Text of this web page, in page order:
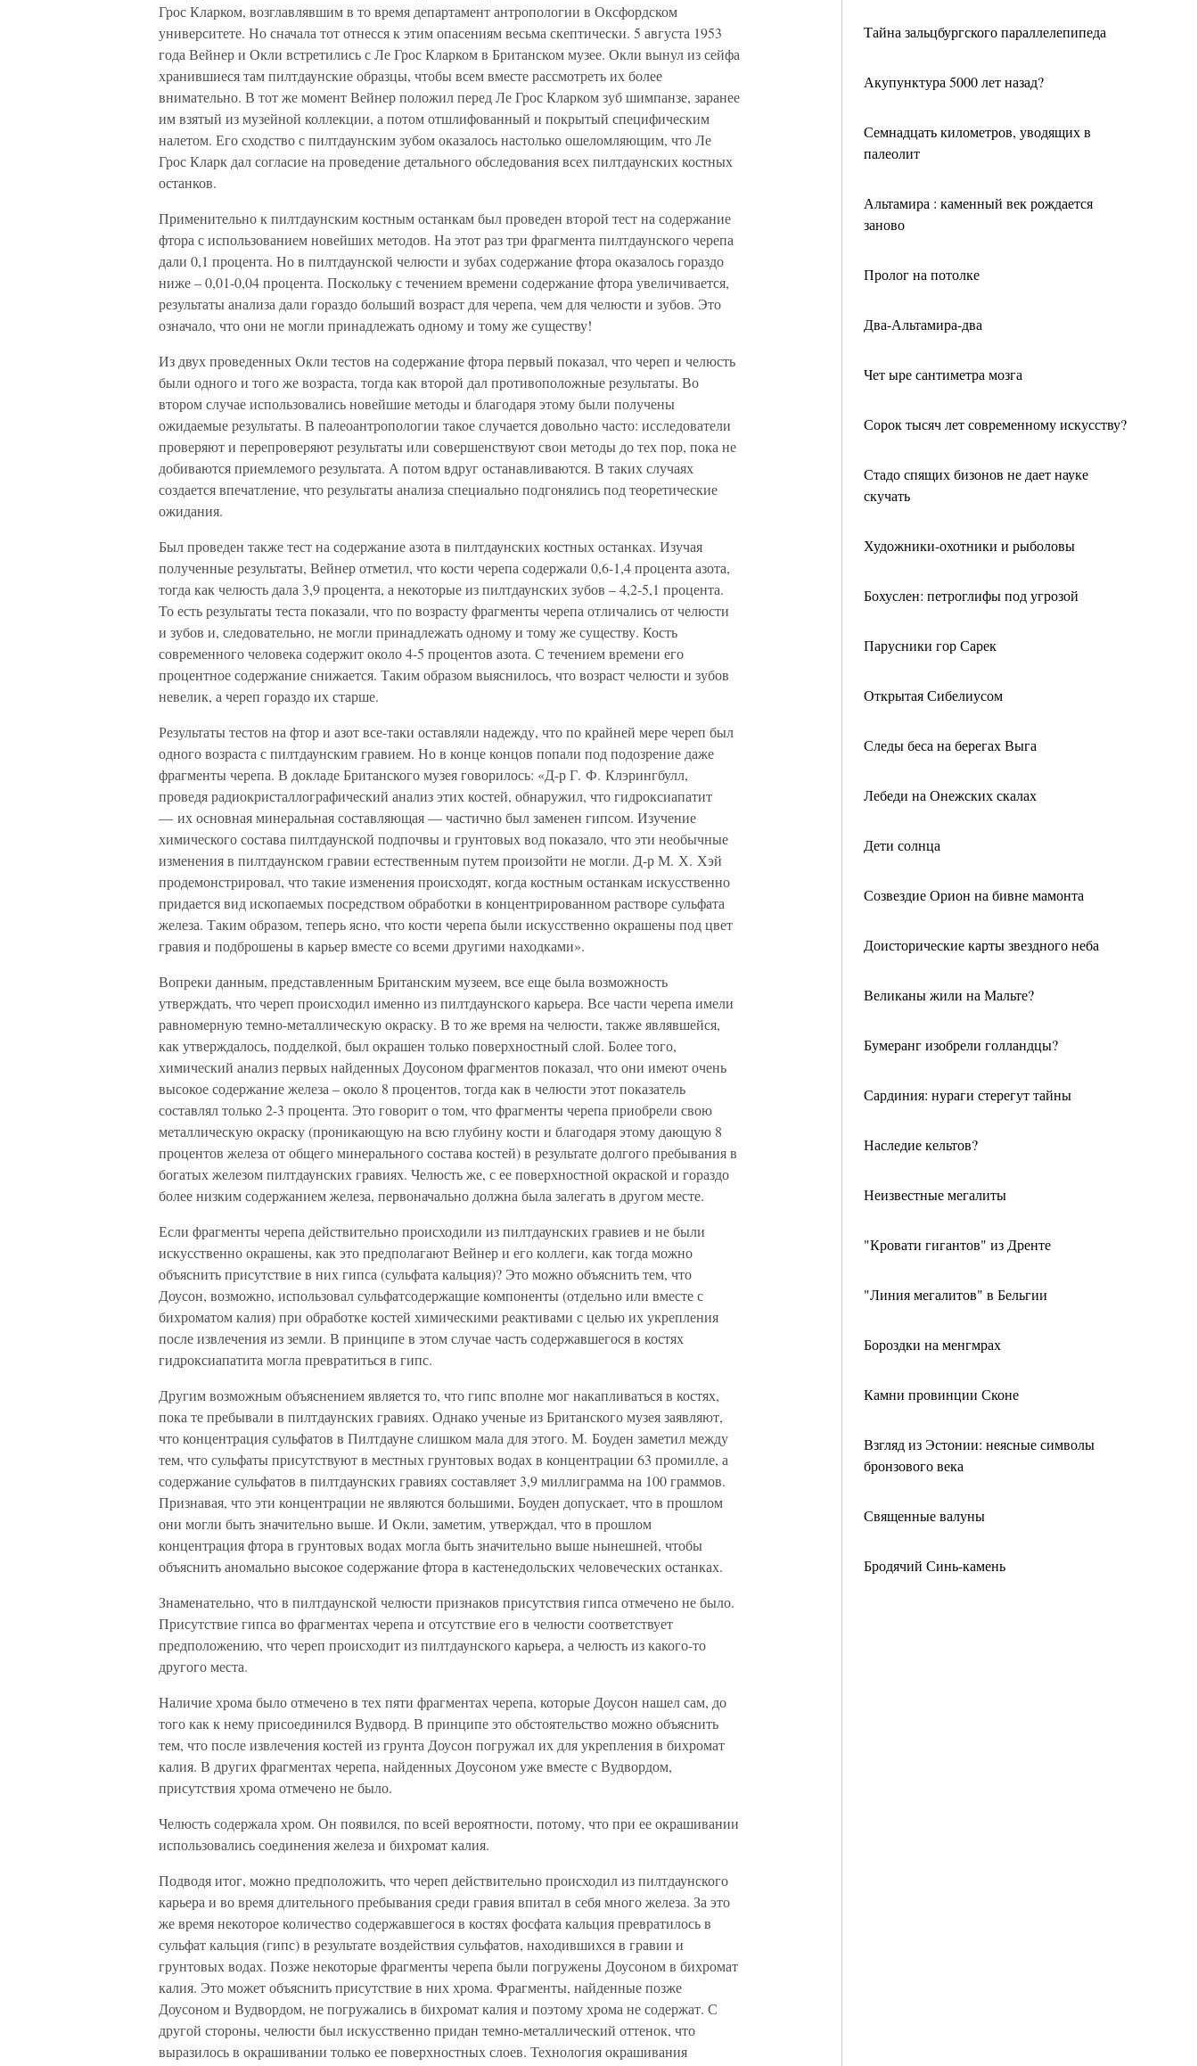
Тайна зальцбургского параллелепипеда
Акупунктура 5000 лет назад?
Семнадцать километров, уводящих в
палеолит
Альтамира : каменный век рождается
заново
Пролог на потолке
Два-Альтамира-два
Чет ыре сантиметра мозга
Сорок тысяч лет современному искусству?
Стадо спящих бизонов не дает науке
скучать
Художники-охотники и рыболовы
Бохуслен: петроглифы под угрозой
Парусники гор Сарек
Открытая Сибелиусом
Следы беса на берегах Выга
Лебеди на Онежских скалах
Дети солнца
Созвездие Орион на бивне мамонта
Доисторические карты звездного неба
Великаны жили на Мальте?
Бумеранг изобрели голландцы?
Сардиния: нураги стерегут тайны
Наследие кельтов?
Неизвестные мегалиты
"Кровати гигантов" из Дренте
"Линия мегалитов" в Бельгии
Бороздки на менгмрах
Камни провинции Сконе
Взгляд из Эстонии: неясные символы
бронзового века
Священные валуны
Бродячий Синь-камень
Грос Кларком, возглавлявшим в то время департамент антропологии в Оксфордском
университете. Но сначала тот отнесся к этим опасениям весьма скептически. 5 августа 1953
года Вейнер и Окли встретились с Ле Грос Кларком в Британском музее. Окли вынул из сейфа
хранившиеся там пилтдаунские образцы, чтобы всем вместе рассмотреть их более
внимательно. В тот же момент Вейнер положил перед Ле Грос Кларком зуб шимпанзе, заранее
им взятый из музейной коллекции, а потом отшлифованный и покрытый специфическим
налетом. Его сходство с пилтдаунским зубом оказалось настолько ошеломляющим, что Ле
Грос Кларк дал согласие на проведение детального обследования всех пилтдаунских костных
останков.
Применительно к пилтдаунским костным останкам был проведен второй тест на содержание
фтора с использованием новейших методов. На этот раз три фрагмента пилтдаунского черепа
дали 0,1 процента. Но в пилтдаунской челюсти и зубах содержание фтора оказалось гораздо
ниже – 0,01-0,04 процента. Поскольку с течением времени содержание фтора увеличивается,
результаты анализа дали гораздо больший возраст для черепа, чем для челюсти и зубов. Это
означало, что они не могли принадлежать одному и тому же существу!
Из двух проведенных Окли тестов на содержание фтора первый показал, что череп и челюсть
были одного и того же возраста, тогда как второй дал противоположные результаты. Во
втором случае использовались новейшие методы и благодаря этому были получены
ожидаемые результаты. В палеоантропологии такое случается довольно часто: исследователи
проверяют и перепроверяют результаты или совершенствуют свои методы до тех пор, пока не
добиваются приемлемого результата. А потом вдруг останавливаются. В таких случаях
создается впечатление, что результаты анализа специально подгонялись под теоретические
ожидания.
Был проведен также тест на содержание азота в пилтдаунских костных останках. Изучая
полученные результаты, Вейнер отметил, что кости черепа содержали 0,6-1,4 процента азота,
тогда как челюсть дала 3,9 процента, а некоторые из пилтдаунских зубов – 4,2-5,1 процента.
То есть результаты теста показали, что по возрасту фрагменты черепа отличались от челюсти
и зубов и, следовательно, не могли принадлежать одному и тому же существу. Кость
современного человека содержит около 4-5 процентов азота. С течением времени его
процентное содержание снижается. Таким образом выяснилось, что возраст челюсти и зубов
невелик, а череп гораздо их старше.
Результаты тестов на фтор и азот все-таки оставляли надежду, что по крайней мере череп был
одного возраста с пилтдаунским гравием. Но в конце концов попали под подозрение даже
фрагменты черепа. В докладе Британского музея говорилось: «Д-р Г. Ф. Клэрингбулл,
проведя радиокристаллографический анализ этих костей, обнаружил, что гидроксиапатит
— их основная минеральная составляющая — частично был заменен гипсом. Изучение
химического состава пилтдаунской подпочвы и грунтовых вод показало, что эти необычные
изменения в пилтдаунском гравии естественным путем произойти не могли. Д-р М. Х. Хэй
продемонстрировал, что такие изменения происходят, когда костным останкам искусственно
придается вид ископаемых посредством обработки в концентрированном растворе сульфата
железа. Таким образом, теперь ясно, что кости черепа были искусственно окрашены под цвет
гравия и подброшены в карьер вместе со всеми другими находками».
Вопреки данным, представленным Британским музеем, все еще была возможность
утверждать, что череп происходил именно из пилтдаунского карьера. Все части черепа имели
равномерную темно-металлическую окраску. В то же время на челюсти, также являвшейся,
как утверждалось, подделкой, был окрашен только поверхностный слой. Более того,
химический анализ первых найденных Доусоном фрагментов показал, что они имеют очень
высокое содержание железа – около 8 процентов, тогда как в челюсти этот показатель
составлял только 2-3 процента. Это говорит о том, что фрагменты черепа приобрели свою
металлическую окраску (проникающую на всю глубину кости и благодаря этому дающую 8
процентов железа от общего минерального состава костей) в результате долгого пребывания в
богатых железом пилтдаунских гравиях. Челюсть же, с ее поверхностной окраской и гораздо
более низким содержанием железа, первоначально должна была залегать в другом месте.
Если фрагменты черепа действительно происходили из пилтдаунских гравиев и не были
искусственно окрашены, как это предполагают Вейнер и его коллеги, как тогда можно
объяснить присутствие в них гипса (сульфата кальция)? Это можно объяснить тем, что
Доусон, возможно, использовал сульфатсодержащие компоненты (отдельно или вместе с
бихроматом калия) при обработке костей химическими реактивами с целью их укрепления
после извлечения из земли. В принципе в этом случае часть содержавшегося в костях
гидроксиапатита могла превратиться в гипс.
Другим возможным объяснением является то, что гипс вполне мог накапливаться в костях,
пока те пребывали в пилтдаунских гравиях. Однако ученые из Британского музея заявляют,
что концентрация сульфатов в Пилтдауне слишком мала для этого. М. Боуден заметил между
тем, что сульфаты присутствуют в местных грунтовых водах в концентрации 63 промилле, а
содержание сульфатов в пилтдаунских гравиях составляет 3,9 миллиграмма на 100 граммов.
Признавая, что эти концентрации не являются большими, Боуден допускает, что в прошлом
они могли быть значительно выше. И Окли, заметим, утверждал, что в прошлом
концентрация фтора в грунтовых водах могла быть значительно выше нынешней, чтобы
объяснить аномально высокое содержание фтора в кастенедольских человеческих останках.
Знаменательно, что в пилтдаунской челюсти признаков присутствия гипса отмечено не было.
Присутствие гипса во фрагментах черепа и отсутствие его в челюсти соответствует
предположению, что череп происходит из пилтдаунского карьера, а челюсть из какого-то
другого места.
Наличие хрома было отмечено в тех пяти фрагментах черепа, которые Доусон нашел сам, до
того как к нему присоединился Вудворд. В принципе это обстоятельство можно объяснить
тем, что после извлечения костей из грунта Доусон погружал их для укрепления в бихромат
калия. В других фрагментах черепа, найденных Доусоном уже вместе с Вудвордом,
присутствия хрома отмечено не было.
Челюсть содержала хром. Он появился, по всей вероятности, потому, что при ее окрашивании
использовались соединения железа и бихромат калия.
Подводя итог, можно предположить, что череп действительно происходил из пилтдаунского
карьера и во время длительного пребывания среди гравия впитал в себя много железа. За это
же время некоторое количество содержавшегося в костях фосфата кальция превратилось в
сульфат кальция (гипс) в результате воздействия сульфатов, находившихся в гравии и
грунтовых водах. Позже некоторые фрагменты черепа были погружены Доусоном в бихромат
калия. Это может объяснить присутствие в них хрома. Фрагменты, найденные позже
Доусоном и Вудвордом, не погружались в бихромат калия и поэтому хрома не содержат. С
другой стороны, челюсти был искусственно придан темно-металлический оттенок, что
выразилось в окрашивании только ее поверхностных слоев. Технология окрашивания